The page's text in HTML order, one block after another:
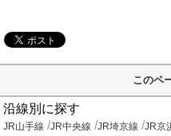
このペ
沿線別に探す
JR山手線 JR中央線 JR埼京線 JR京